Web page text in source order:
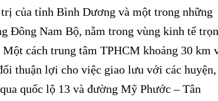
của tỉnh Bình Dương và một trong những
Đông Nam Bộ, nằm trong vùng kinh tế
cách trung tâm TPHCM khoảng 30 km
thuận lợi cho việc giao lưu với các huyện,
quốc lộ 13 và đường Mỹ Phước – Tân